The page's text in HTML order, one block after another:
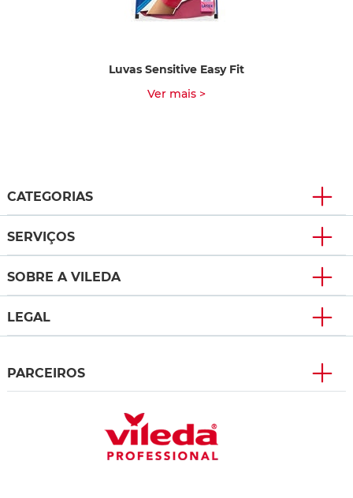
Luvas Sensitive Easy Fit
Ver mais >
CATEGORIAS
SERVIÇOS
SOBRE A VILEDA
LEGAL
PARCEIROS